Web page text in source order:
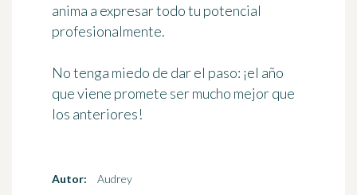
anima a expresar todo tu potencial
profesionalmente.
No tenga miedo de dar el paso: ¡el año
que viene promete ser mucho mejor que
los anteriores!
Autor:
Audrey